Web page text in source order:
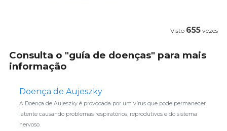
Visto 655 vezes
Consulta o "guía de doenças" para mais
informação
Doença de Aujeszky
A Doença de Aujeszky é provocada por um vírus que pode permanecer
latente causando problemas respiratórios, reprodutivos e do sistema
nervoso.